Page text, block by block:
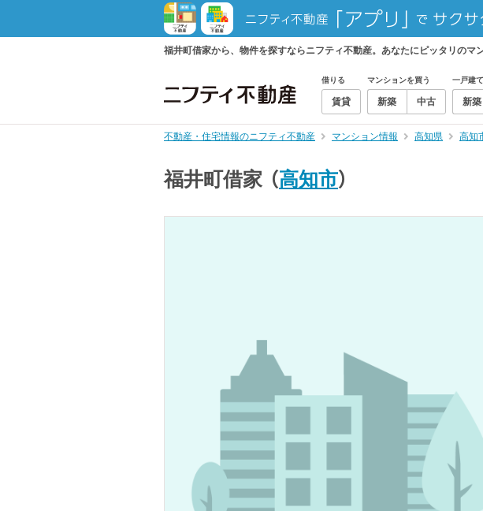
福井町借家から、物件を探すならニフティ不動産。あなたにピッタリのマ
借りる
賃貸
マンションを買う
新築 中古
一戸建
新築
不動産・住宅情報のニフティ不動産 マンション情報 高知県 高知
福井町借家 （高知市）